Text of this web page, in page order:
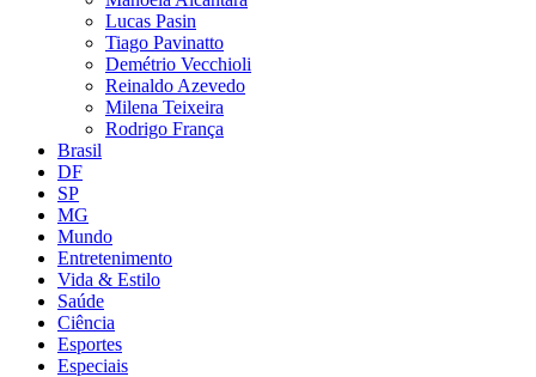
Lucas Pasin
Tiago Pavinatto
Demétrio Vecchioli
Reinaldo Azevedo
Milena Teixeira
Rodrigo França
Brasil
DF
SP
MG
Mundo
Entretenimento
Vida & Estilo
Saúde
Ciência
Esportes
Especiais